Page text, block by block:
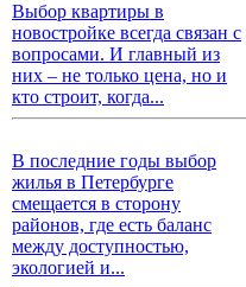
Выбор квартиры в
новостройке всегда связан с
вопросами. И главный из
них – не только цена, но и
кто строит, когда...
В последние годы выбор
жилья в Петербурге
смещается в сторону
районов, где есть баланс
между доступностью,
экологией и...